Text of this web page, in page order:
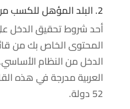
2. البلد المؤهل للكسب من Facebook
المحتوى الخاص بك من
الدخل من النظام
العربية مدرجة في هذه
52 دولة.